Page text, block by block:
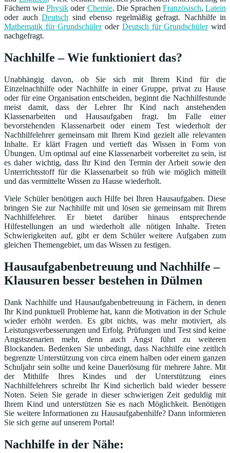
Fächern wiePhysik oder Chemie. Die Sprachen Französisch, Latein
oder auch Deutsch sind ebenso regelmäßig gefragt. Nachhilfe in
Mathematik für Grundschüleroder Deutsch für Grundschülerwird
nachgefragt.
Nachhilfe – Wie funktioniert das?
Unabhängig davon, ob Sie sich mit Ihrem Kind für die
Einzelnachhilfe oder Nachhilfe in einer Gruppe, privat zu Hause
oder für eine Organisation entscheiden, beginnt die Nachhilfestunde
meist damit, dass der Lehrer Ihr Kind nach anstehenden
Klassenarbeiten und Hausaufgaben fragt. Im Falle einer
bevorstehenden Klassenarbeit oder einem Test wiederholt der
Nachhilfelehrer gemeinsam mit Ihrem Kind gezielt alle relevanten
Inhalte. Er klärt Fragen und vertieft das Wissen in Form von
Übungen. Um optimal auf eine Klassenarbeit vorbereitet zu sein, ist
es daher wichtig, dass Ihr Kind den Termin der Arbeit sowie den
Unterrichtsstoff für die Klassenarbeit so früh wie möglich mitteilt
und das vermittelte Wissen zu Hause wiederholt.
Viele Schüler benötigen auch Hilfe bei Ihren Hausaufgaben. Diese
bringen Sie zur Nachhilfe mit und lösen sie gemeinsam mit Ihrem
Nachhilfelehrer. Er bietet darüber hinaus entsprechende
Hilfestellungen an und wiederholt alle nötigen Inhalte. Treten
Schwierigkeiten auf, gibt er dem Schüler weitere Aufgaben zum
gleichen Themengebiet, um das Wissen zu festigen.
Hausaufgabenbetreuung und Nachhilfe –
Klausuren besser bestehen in Dülmen
Dank Nachhilfe und Hausaufgabenbetreuung in Fächern, in denen
Ihr Kind punktuell Probleme hat, kann die Motivation in der Schule
wieder erhöht werden. Es gibt nichts, was mehr motiviert, als
Leistungsverbesserungen und Erfolg. Prüfungen und Test sind keine
Angstszenarien mehr, denn auch Angst führt zu weiteren
Blockanden. Bedenken Sie unbedingt, dass Nachhilfe eine zeitlich
begrenzte Unterstützung von circa einem halben oder einem ganzen
Schuljahr sein sollte und keine Dauerlösung für mehrere Jahre. Mit
der Mithilfe Ihres Kindes und der Unterstützung eines
Nachhilfelehrers schreibt Ihr Kind sicherlich bald wieder bessere
Noten. Seien Sie gerade in dieser schwierigen Zeit geduldig mit
Ihrem Kind und unterstützen Sie es nach Möglichkeit. Benötigen
Sie weitere Informationen zu Hausaufgabenhilfe? Dann informieren
Sie sich gerne auf unserem Portal!
Nachhilfe in der Nähe: